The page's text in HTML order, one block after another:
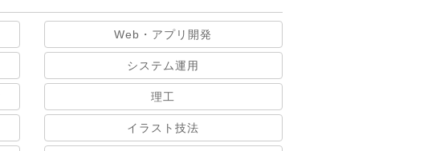
Web・アプリ開発
システム運用
理工
イラスト技法